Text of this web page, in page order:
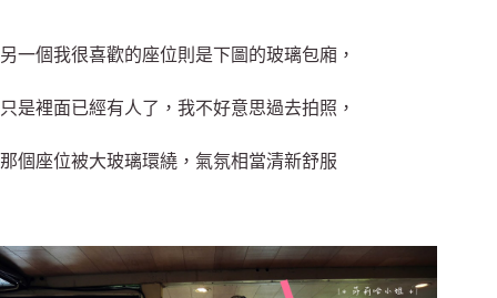
另一個我很喜歡的座位則是下圖的玻璃包廂，
只是裡面已經有人了，我不好意思過去拍照，
那個座位被大玻璃環繞，氣氛相當清新舒服